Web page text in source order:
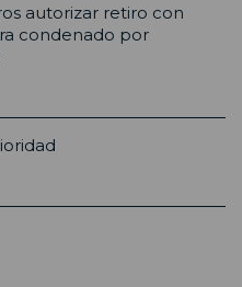
autorizar retiro con
condenado por